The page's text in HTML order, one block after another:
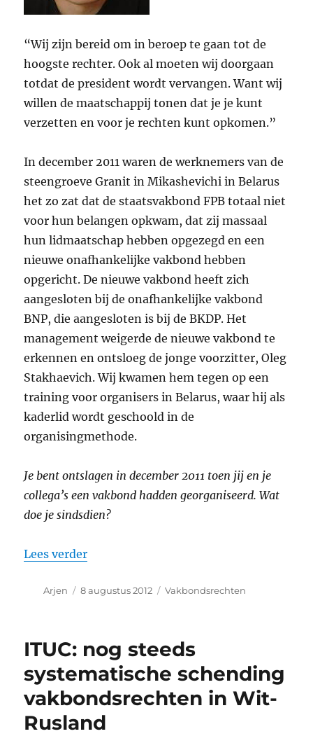
“Wij zijn bereid om in beroep te gaan tot de
hoogste rechter. Ook al moeten wij doorgaan
totdat de president wordt vervangen. Want wij
willen de maatschappij tonen dat je je kunt
verzetten en voor je rechten kunt opkomen.”
In december 2011 waren de werknemers van de
steengroeve Granit in Mikashevichi in Belarus
het zo zat dat de staatsvakbond FPB totaal niet
voor hun belangen opkwam, dat zij massaal
hun lidmaatschap hebben opgezegd en een
nieuwe onafhankelijke vakbond hebben
opgericht. De nieuwe vakbond heeft zich
aangesloten bij de onafhankelijke vakbond
BNP, die aangesloten is bij de BKDP. Het
management weigerde de nieuwe vakbond te
erkennen en ontsloeg de jonge voorzitter, Oleg
Stakhaevich. Wij kwamen hem tegen op een
training voor organisers in Belarus, waar hij als
kaderlid wordt geschoold in de
organisingmethode.
Je bent ontslagen in december 2011 toen jij en je
collega’s een vakbond hadden georganiseerd. Wat
doe je sindsdien?
Lees verder“Verzet is mogelijk”
Auteur
Arjen
Geplaatst
8 augustus 2012 Categorieën
Vakbondsrechten
ITUC: nog steeds
systematische schending
vakbondsrechten in Wit-
Rusland